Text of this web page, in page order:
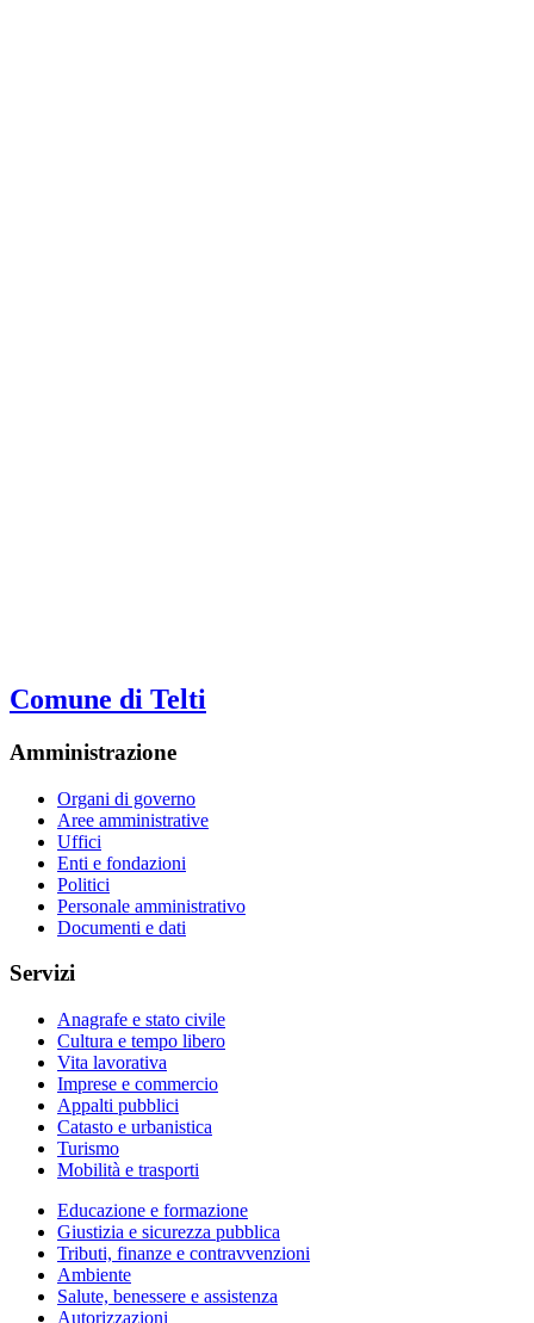
Comune di Telti
Amministrazione
Organi di governo
Aree amministrative
Uffici
Enti e fondazioni
Politici
Personale amministrativo
Documenti e dati
Servizi
Anagrafe e stato civile
Cultura e tempo libero
Vita lavorativa
Imprese e commercio
Appalti pubblici
Catasto e urbanistica
Turismo
Mobilità e trasporti
Educazione e formazione
Giustizia e sicurezza pubblica
Tributi, finanze e contravvenzioni
Ambiente
Salute, benessere e assistenza
Autorizzazioni